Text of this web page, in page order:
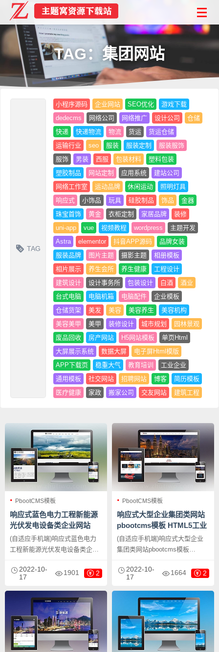
TAG：集团网站
TAG
小程序源码 企业网站 SEO优化
游戏下载
dedecms
网络公司 网络推广 设计公司
仓储
快递
快递物流 物流 货运
货运仓储
运输行业
seo 服装 服装定制
服装服饰
服饰
男装 西服 包装材料
塑料包装
塑胶制品
网站定制 应用系统
建站公司
网络工作室
运动品牌 休闲运动
照明灯具
响应式
小饰品 玩具 硅胶制品 饰品
金器
珠宝首饰
黄金 衣柜定制 家居品牌
装修
uni-app
vue 视频教程 wordpress
主题开发
Astra
elementor 抖音APP源码
品牌女装
服装品牌
图片主题 摄影主题
相册模板
相片展示
养生会所 养生健康
工程设计
建筑设计
设计事务所 包装设计 白酒
酒业
台式电脑
电脑机箱 电脑配件
企业模板
仓储货架
美发 美容 美容养生
美容机构
美容美甲
美甲 装修设计 城市规划
园林景观
废品回收
房产网站 H5网站模板
单页Html
大屏展示系统
数据大屏
电子屏Html模版
APP下载页
稳重大气 教育培训
工业企业
通用模板
社交网站 招聘网站 博客
简历模板
医疗健康
家政 搬家公司 交友网站 建筑工程
PbootCMS模板
响应式蓝色电力工程新能源
光伏发电设备类企业网站
pbootcms模板 公司集团网
站源码下载
(自适应手机端)响应式蓝色电力
工程新能源光伏发电设备类企业
站源码下载，PbootCMS内核开
发的网站模板，该模板适用于公
司集团网站、电力工程网站等企
业，当然其他行业也可以做，只
需要把文字图片换成其他行业的
即可；
2022-10-
17
1901 2
PbootCMS模板
响应式大型企业集团类网站
pbootcms模板 HTML5工业
机械设备网站源码下载
(自适应手机端)响应式大型企业
集团类网站pbootcms模板
载，PbootCMS内核开发的网站
模板，该模板适用于企业集团网
站模板、工业机械网站源码等企
业，当然其他行业也可以做，只
需要把文字图片换成其他行业的
即可；
2022-10-
17
1664 2